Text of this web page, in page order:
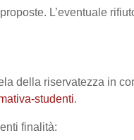
L’eventuale
della riservatezza in
studenti.
finalità: